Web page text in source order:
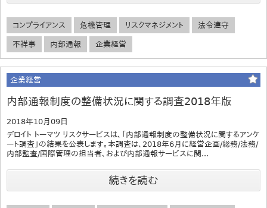
コンプライアンス 危機管理 リスクマネジメント 法令遵守
不祥事 内部通報 企業経営
企業経営
内部通報制度の整備状況に関する調査2018年版
2018年10月09日
デロイト トーマツ リスクサービスは、「内部通報制度の整備状況に関するアンケ
ート調査」の結果を公表します。本調査は、2018年6月に経営企画/総務/法務/
内部監査/国際管理の担当者、および内部通報サービスに関...
続きを読む